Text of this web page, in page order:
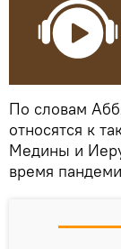
По словам
относятся к
Медины и
время